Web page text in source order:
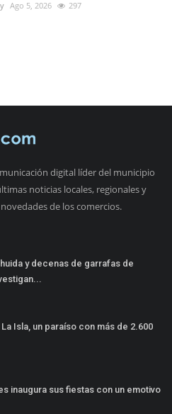
Ago 5, 2026 297
digital líder del municipio
noticias locales, regionales y
de los comercios.
y decenas de garrafas de
La Isla, un paraíso con más de 2.600
inaugura sus fiestas con un emotivo